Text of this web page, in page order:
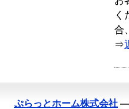
く
合
⇒
ぷらっとホーム株式会社 —